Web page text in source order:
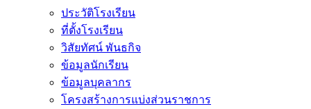
ประวัติโรงเรียน
ที่ตั้งโรงเรียน
วิสัยทัศน์ พันธกิจ
ข้อมูลนักเรียน
ข้อมูลบุคลากร
โครงสร้างการแบ่งส่วนราชการ